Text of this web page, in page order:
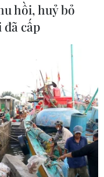
hồi, huỷ bỏ
cấp